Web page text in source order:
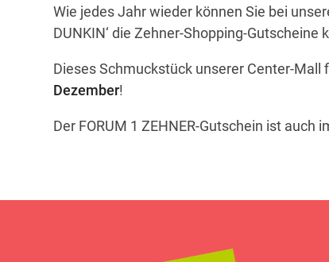
Wie jedes Jahr wieder können Sie bei
DUNKIN‘ die Zehner-Shopping-Gutscheine
Dieses Schmuckstück unserer Center-Mall
Dezember!
Der FORUM 1 ZEHNER-Gutschein ist auch